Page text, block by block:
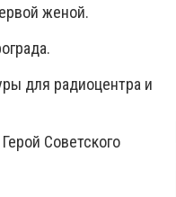
женой.
для радиоцентра и
Советского